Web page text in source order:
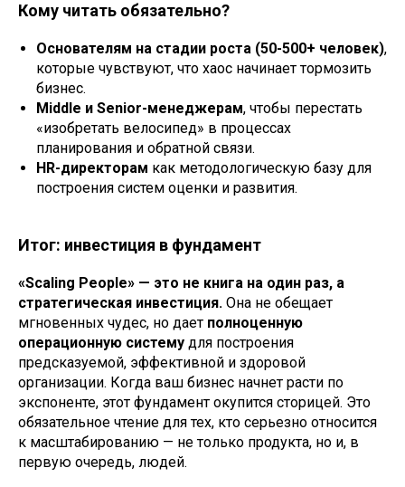
Кому читать обязательно?
Основателям на стадии роста (50-500+ человек),
которые чувствуют, что хаос начинает тормозить
бизнес.
Middle и Senior-менеджерам, чтобы перестать
«изобретать велосипед» в процессах
планирования и обратной связи.
HR-директорам как методологическую базу для
построения систем оценки и развития.
Итог: инвестиция в фундамент
«Scaling People» — это не книга на один раз, а
стратегическая инвестиция. Она не обещает
мгновенных чудес, но дает полноценную
операционную систему для построения
предсказуемой, эффективной и здоровой
организации. Когда ваш бизнес начнет расти по
экспоненте, этот фундамент окупится сторицей. Это
обязательное чтение для тех, кто серьезно относится
к масштабированию — не только продукта, но и, в
первую очередь, людей.